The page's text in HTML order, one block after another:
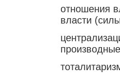
отношения
власти